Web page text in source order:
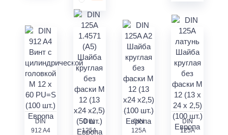
DIN
912 A4
DIN
125A
DIN
125A
DIN
125A